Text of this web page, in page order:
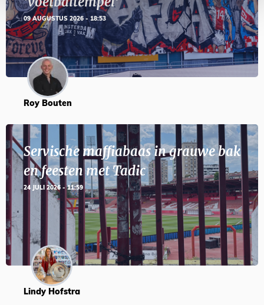
09 AUGUSTUS 2026 - 18:53
Roy Bouten
Servische maffiabaas in grauwe bak
en feesten met Tadic
24 JULI 2026 - 11:59
Lindy Hofstra